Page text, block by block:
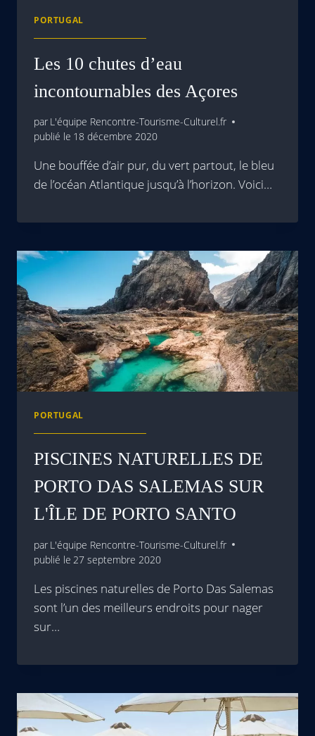
PORTUGAL
Les 10 chutes d’eau
incontournables des Açores
par L'équipe Rencontre-Tourisme-Culturel.fr
publié le 18 décembre 2020
Une bouffée d’air pur, du vert partout, le bleu
de l’océan Atlantique jusqu’à l’horizon. Voici…
PORTUGAL
PISCINES NATURELLES DE
PORTO DAS SALEMAS SUR
L'ÎLE DE PORTO SANTO
par L'équipe Rencontre-Tourisme-Culturel.fr
publié le 27 septembre 2020
Les piscines naturelles de Porto Das Salemas
sont l’un des meilleurs endroits pour nager
sur…